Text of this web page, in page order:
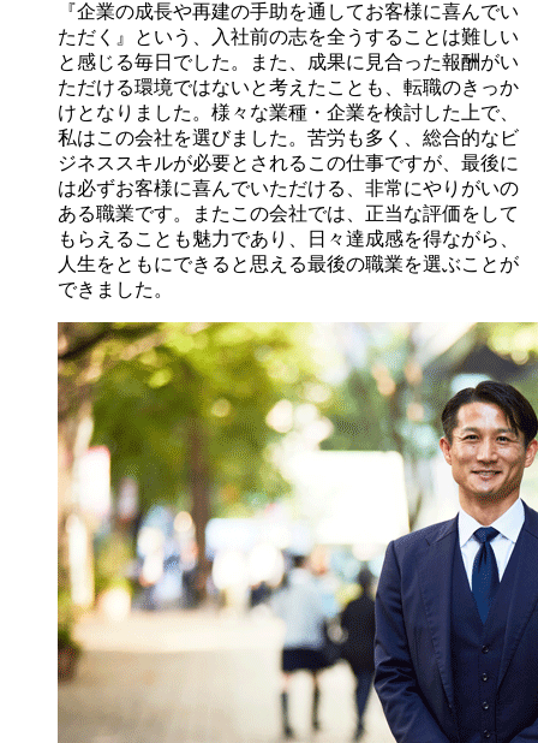
『企業の成長や再建の手助を通してお客様に喜んでい
ただく』という、入社前の志を全うすることは難しい
と感じる毎日でした。また、成果に見合った報酬がい
ただける環境ではないと考えたことも、転職のきっか
けとなりました。様々な業種・企業を検討した上で、
私はこの会社を選びました。苦労も多く、総合的なビ
ジネススキルが必要とされるこの仕事ですが、最後に
は必ずお客様に喜んでいただける、非常にやりがいの
ある職業です。またこの会社では、正当な評価をして
もらえることも魅力であり、日々達成感を得ながら、
人生をともにできると思える最後の職業を選ぶことが
できました。